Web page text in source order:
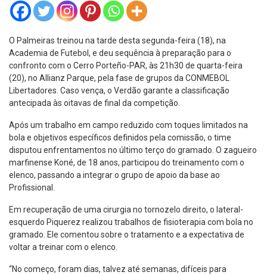
O Palmeiras treinou na tarde desta segunda-feira (18), na
Academia de Futebol, e deu sequência à preparação para o
confronto com o Cerro Porteño-PAR, às 21h30 de quarta-feira
(20), no Allianz Parque, pela fase de grupos da CONMEBOL
Libertadores. Caso vença, o Verdão garante a classificação
antecipada às oitavas de final da competição.
Após um trabalho em campo reduzido com toques limitados na
bola e objetivos específicos definidos pela comissão, o time
disputou enfrentamentos no último terço do gramado. O zagueiro
marfinense Koné, de 18 anos, participou do treinamento com o
elenco, passando a integrar o grupo de apoio da base ao
Profissional.
Em recuperação de uma cirurgia no tornozelo direito, o lateral-
esquerdo Piquerez realizou trabalhos de fisioterapia com bola no
gramado. Ele comentou sobre o tratamento e a expectativa de
voltar a treinar com o elenco.
“No começo, foram dias, talvez até semanas, difíceis para